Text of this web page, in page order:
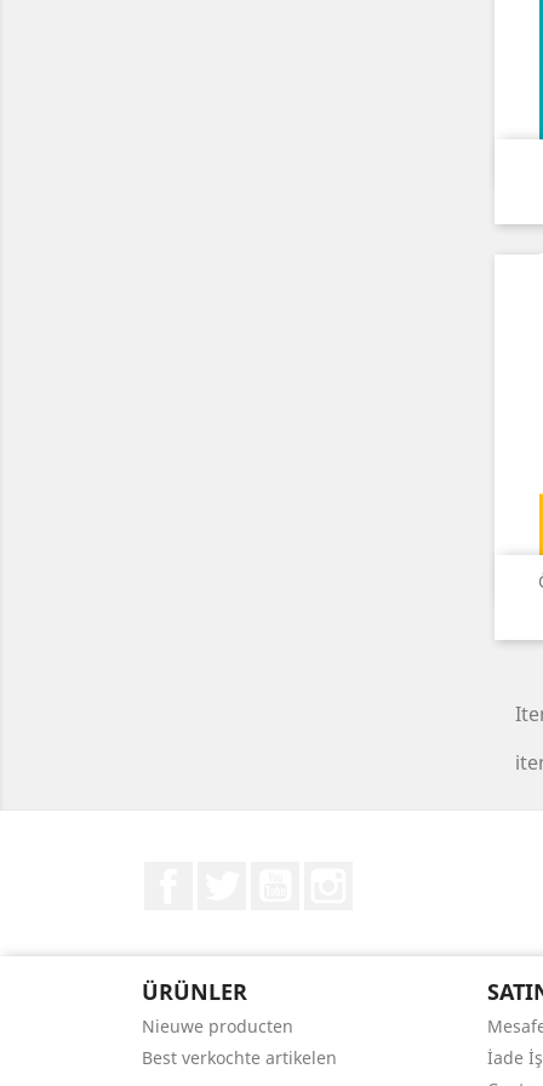
ÜRÜNLER
Nieuwe producten
Best verkochte artikelen
İade